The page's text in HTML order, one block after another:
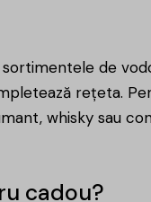
de
rețeta.
whisky sau
cadou?